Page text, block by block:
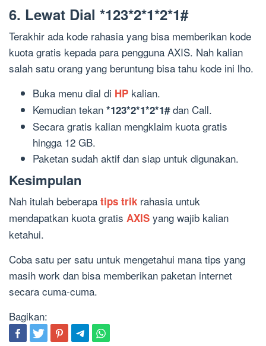
6. Lewat Dial *123*2*1*2*1#
Terakhir ada kode rahasia yang bisa memberikan kode
kuota gratis kepada para pengguna AXIS. Nah kalian
salah satu orang yang beruntung bisa tahu kode ini lho.
Buka menu dial di HP kalian.
Kemudian tekan *123*2*1*2*1#dan Call.
Secara gratis kalian mengklaim kuota gratis
hingga 12 GB.
Paketan sudah aktif dan siap untuk digunakan.
Kesimpulan
Nah itulah beberapa tips trik rahasia untuk
mendapatkan kuota gratis AXIS yang wajib kalian
ketahui.
Coba satu per satu untuk mengetahui mana tips yang
masih work dan bisa memberikan paketan internet
secara cuma-cuma.
Bagikan: